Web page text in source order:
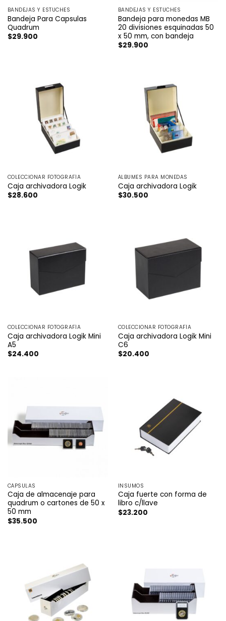
BANDEJAS Y ESTUCHES
Bandeja Para Capsulas
Quadrum
$29.900
BANDEJAS Y ESTUCHES
Bandeja para monedas MB
20 divisiones esquinadas 50
x 50 mm, con bandeja
$29.900
COLECCIONAR FOTOGRAFÍA
Caja archivadora Logik
$28.600
ÁLBUMES PARA MONEDAS
Caja archivadora Logik
$30.500
COLECCIONAR FOTOGRAFÍA
Caja archivadora Logik Mini
A5
$24.400
COLECCIONAR FOTOGRAFÍA
Caja archivadora Logik Mini
C6
$20.400
CÁPSULAS
Caja de almacenaje para
quadrum o cartones de 50 x
50 mm
$35.500
INSUMOS
Caja fuerte con forma de
libro c/llave
$23.200